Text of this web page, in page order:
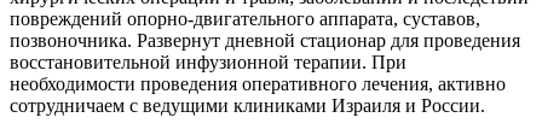
повреждений опорно-двигательного аппарата, суставов,
позвоночника. Развернут дневной стационар для проведения
восстановительной инфузионной терапии. При
необходимости проведения оперативного лечения, активно
сотрудничаем с ведущими клиниками Израиля и России.